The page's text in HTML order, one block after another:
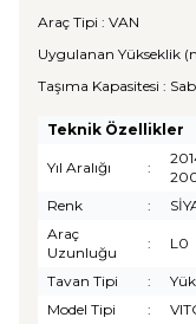
Araç Tipi : VAN
Uygulanan Yükseklik
Taşıma Kapasitesi :
Teknik Özellikler
Yıl Aralığı :
Renk
:
Araç
Uzunluğu
: L0
Tavan Tipi :
Model Tipi
: